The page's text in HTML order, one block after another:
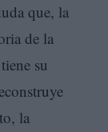
que, la
de la
su
la